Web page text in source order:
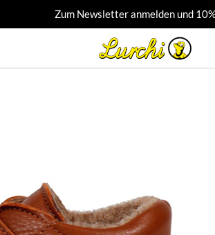
Zum Newsletter anmelden und